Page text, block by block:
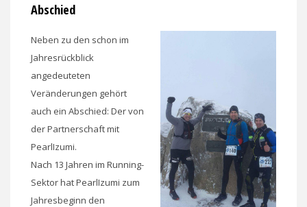
Abschied
Neben zu den schon im
Jahresrückblick
angedeuteten
Veränderungen gehört
auch ein Abschied: Der von
der Partnerschaft mit
PearlIzumi.
Nach 13 Jahren im Running-
Sektor hat PearlIzumi zum
Jahresbeginn den